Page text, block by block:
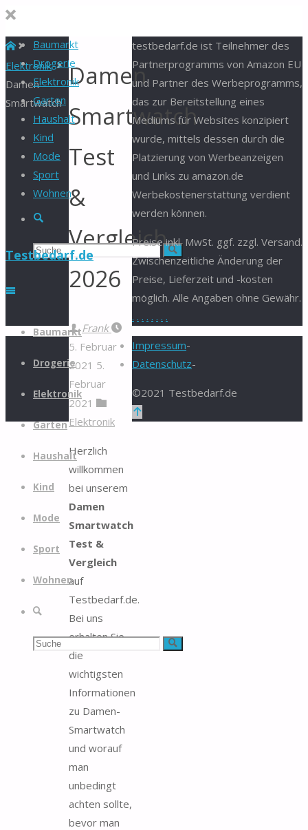
Baumarkt
Drogerie
Elektronik
Garten
Haushalt
Kind
Mode
Sport
Wohnen
Suche
Suchen Suche
Testbedarf.de
Zum
springen
Baumarkt
Drogerie
Elektronik
Garten
Haushalt
Kind
Mode
Sport
Wohnen
Suchen Suche
Start
Elektronik
Damen
Smartwatch
Damen
Smartwatch
Test
&
Vergleich
2026
Frank
5. Februar
2021 5.
Februar
2021
Elektronik
Herzlich
willkommen
bei unserem
Damen
Smartwatch
Test &
Vergleich
auf
Testbedarf.de.
Bei uns
erhalten Sie
die
wichtigsten
Informationen
zu Damen-
Smartwatch
und worauf
man
unbedingt
achten sollte,
bevor man
testbedarf.de ist Teilnehmer des
Partnerprogramms von Amazon EU
und Partner des Werbeprogramms,
das zur Bereitstellung eines
Mediums für Websites konzipiert
wurde, mittels dessen durch die
Platzierung von Werbeanzeigen
und Links zu amazon.de
Werbekostenerstattung verdient
werden können.
Preise inkl. MwSt. ggf. zzgl. Versand.
Zwischenzeitliche Änderung der
Preise, Lieferzeit und -kosten
möglich. Alle Angaben ohne Gewähr.
. . . . . . . .
Impressum-
Datenschutz-
©2021 Testbedarf.de
Zurück